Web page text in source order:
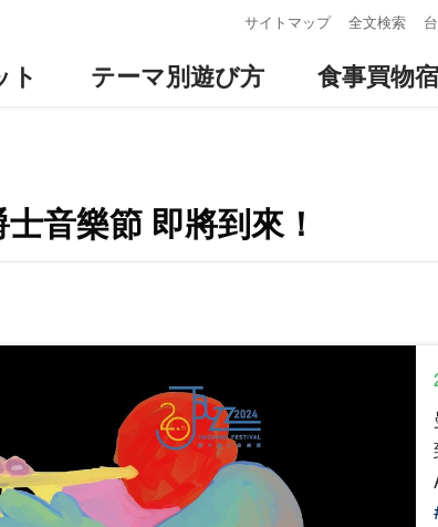
サイトマップ 全文検索
ト テーマ別遊び方 食事買物
音樂節 即將到來！